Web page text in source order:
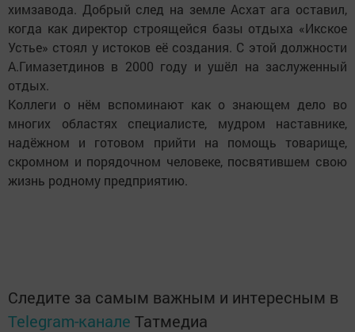
химзавода. Добрый след на земле Асхат ага оставил,
когда как директор строящейся базы отдыха «Икское
Устье» стоял у истоков её создания. С этой должности
А.Гимазетдинов в 2000 году и ушёл на заслуженный
отдых.
Коллеги о нём вспоминают как о знающем дело во
многих областях специалисте, мудром наставнике,
надёжном и готовом прийти на помощь товарище,
скромном и порядочном человеке, посвятившем свою
жизнь родному предприятию.
Следите за самым важным и интересным в
Telegram-канале Татмедиа